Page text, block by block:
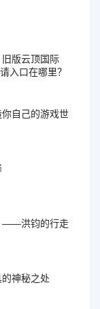
版云顶国际
入口在哪里？
自己的游戏世
——洪钧的行走
神秘之处